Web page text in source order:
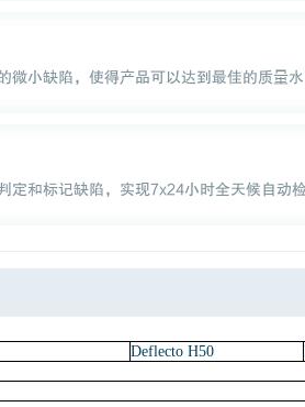
小缺陷，使得产品可以达到最佳的质量水
定和标记缺陷，实现7x24小时全天候自动
Deflecto H50